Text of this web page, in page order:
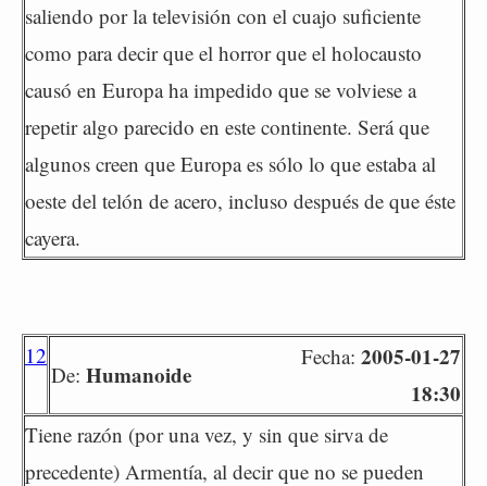
saliendo por la televisión con el cuajo suficiente
como para decir que el horror que el holocausto
causó en Europa ha impedido que se volviese a
repetir algo parecido en este continente. Será que
algunos creen que Europa es sólo lo que estaba al
oeste del telón de acero, incluso después de que éste
cayera.
12
De: Humanoide
Fecha: 2005-01-27
18:30
Tiene razón (por una vez, y sin que sirva de
precedente) Armentía, al decir que no se pueden